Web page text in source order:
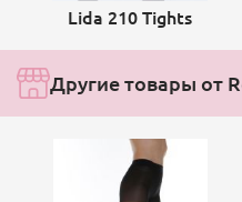
Lida 210 Tights
Другие товары от